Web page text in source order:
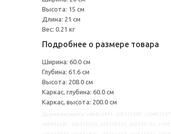
Высота: 15 см
Длина: 21 см
Вес: 0.21 кг
Подробнее о размере товара
Ширина: 60.0 см
Глубина: 61.6 см
Высота: 208.0 см
Каркас, глубина: 60.0 см
Каркас, высота: 200.0 см